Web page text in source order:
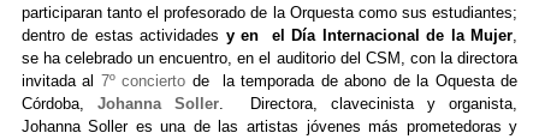
participaran tanto el profesorado de la Orquesta como sus estudiantes;
dentro de estas actividades y en el Día Internacional de la Mujer
se ha celebrado un encuentro, en el auditorio del CSM, con la directora
invitada al 7º concierto de la temporada de abono de la Oquesta de
Córdoba, Johanna Soller. Directora, clavecinista y organista,
Johanna Soller es una de las artistas jóvenes más prometedoras y